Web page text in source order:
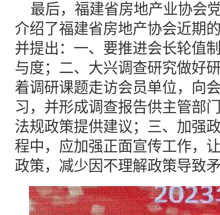
最后，福建省房地产业协会
介绍了福建省房地产协会近期
并提出：一、要推进会长轮值
与度；二、大兴调查研究做好
着调研课题走访会员单位，向
习，并形成调查报告供主管部
法规政策提供建议；三、加强
程中，应加强正面宣传工作，
政策，减少因不理解政策导致